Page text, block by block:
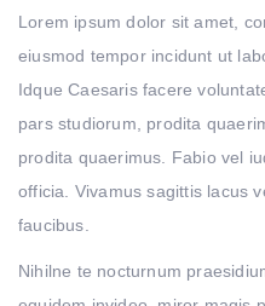
Lorem ipsum dolor sit amet,
eiusmod tempor incidunt ut
Idque Caesaris facere
pars studiorum, prodita
prodita quaerimus. Fabio vel
officia. Vivamus sagittis lacus
faucibus.
Nihilne te nocturnum